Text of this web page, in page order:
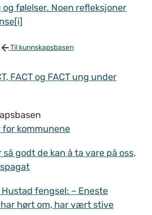
følelser. Noen refleksjoner
Til kunnskapsbasen
FACT og FACT ung under
for kommunene
godt de kan å ta vare på oss,
fengsel: – Eneste
hørt om, har vært stive